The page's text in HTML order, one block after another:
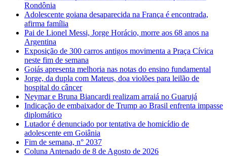
Rondônia
Adolescente goiana desaparecida na França é encontrada,
afirma família
Pai de Lionel Messi, Jorge Horácio, morre aos 68 anos na
Argentina
Exposição de 300 carros antigos movimenta a Praça Cívica
neste fim de semana
Goiás apresenta melhoria nas notas do ensino fundamental
Jorge, da dupla com Mateus, doa violões para leilão de
hospital do câncer
Neymar e Bruna Biancardi realizam arraiá no Guarujá
Indicação de embaixador de Trump ao Brasil enfrenta impasse
diplomático
Lutador é denunciado por tentativa de homicídio de
adolescente em Goiânia
Fim de semana, n° 2037
Coluna Antenado de 8 de Agosto de 2026